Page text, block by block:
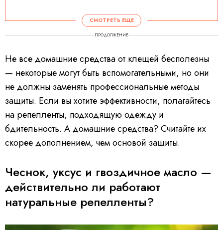
i
d
e
o
P
l
r
i
l
d
n
g
СМОТРЕТЬ ЕЩЕ
ПРОДОЛЖЕНИЕ
Не все домашние средства от клещей бесполезны
— некоторые могут быть вспомогательными, но они
не должны заменять профессиональные методы
защиты. Если вы хотите эффективности, полагайтесь
на репелленты, подходящую одежду и
бдительность. А домашние средства? Считайте их
скорее дополнением, чем основой защиты.
Чеснок, уксус и гвоздичное масло —
действительно ли работают
натуральные репелленты?